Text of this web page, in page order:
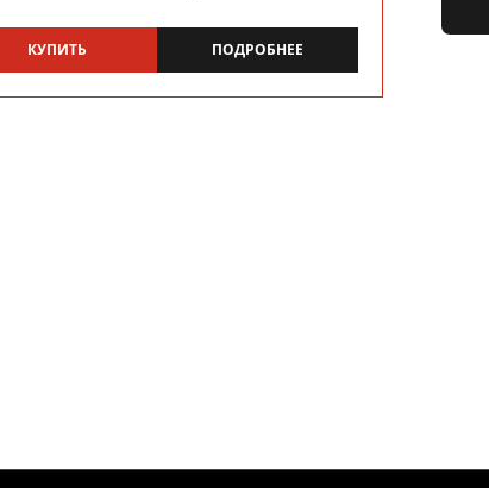
КУПИТЬ ПОДРОБНЕЕ